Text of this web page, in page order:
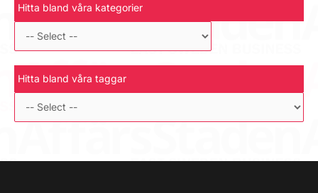
Hitta bland våra kategorier
Hitta bland våra taggar